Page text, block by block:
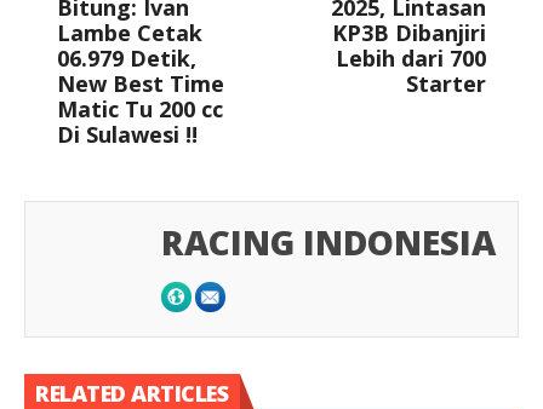
Bitung: Ivan
Lambe Cetak
06.979 Detik,
New Best Time
Matic Tu 200 cc
Di Sulawesi !!
2025, Lintasan
KP3B Dibanjiri
Lebih dari 700
Starter
RACING INDONESIA
RELATED ARTICLES